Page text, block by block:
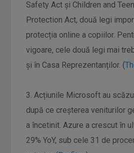
Safety Act și Children and
Protection Act, două legi
protecția online a copiilor.
vigoare, cele două legi mai
și în Casa Reprezentanților. (
3. Acțiunile Microsoft au
după ce creșterea veniturilor
a încetinit. Azure a crescut în
29% YoY, sub cele 31 de